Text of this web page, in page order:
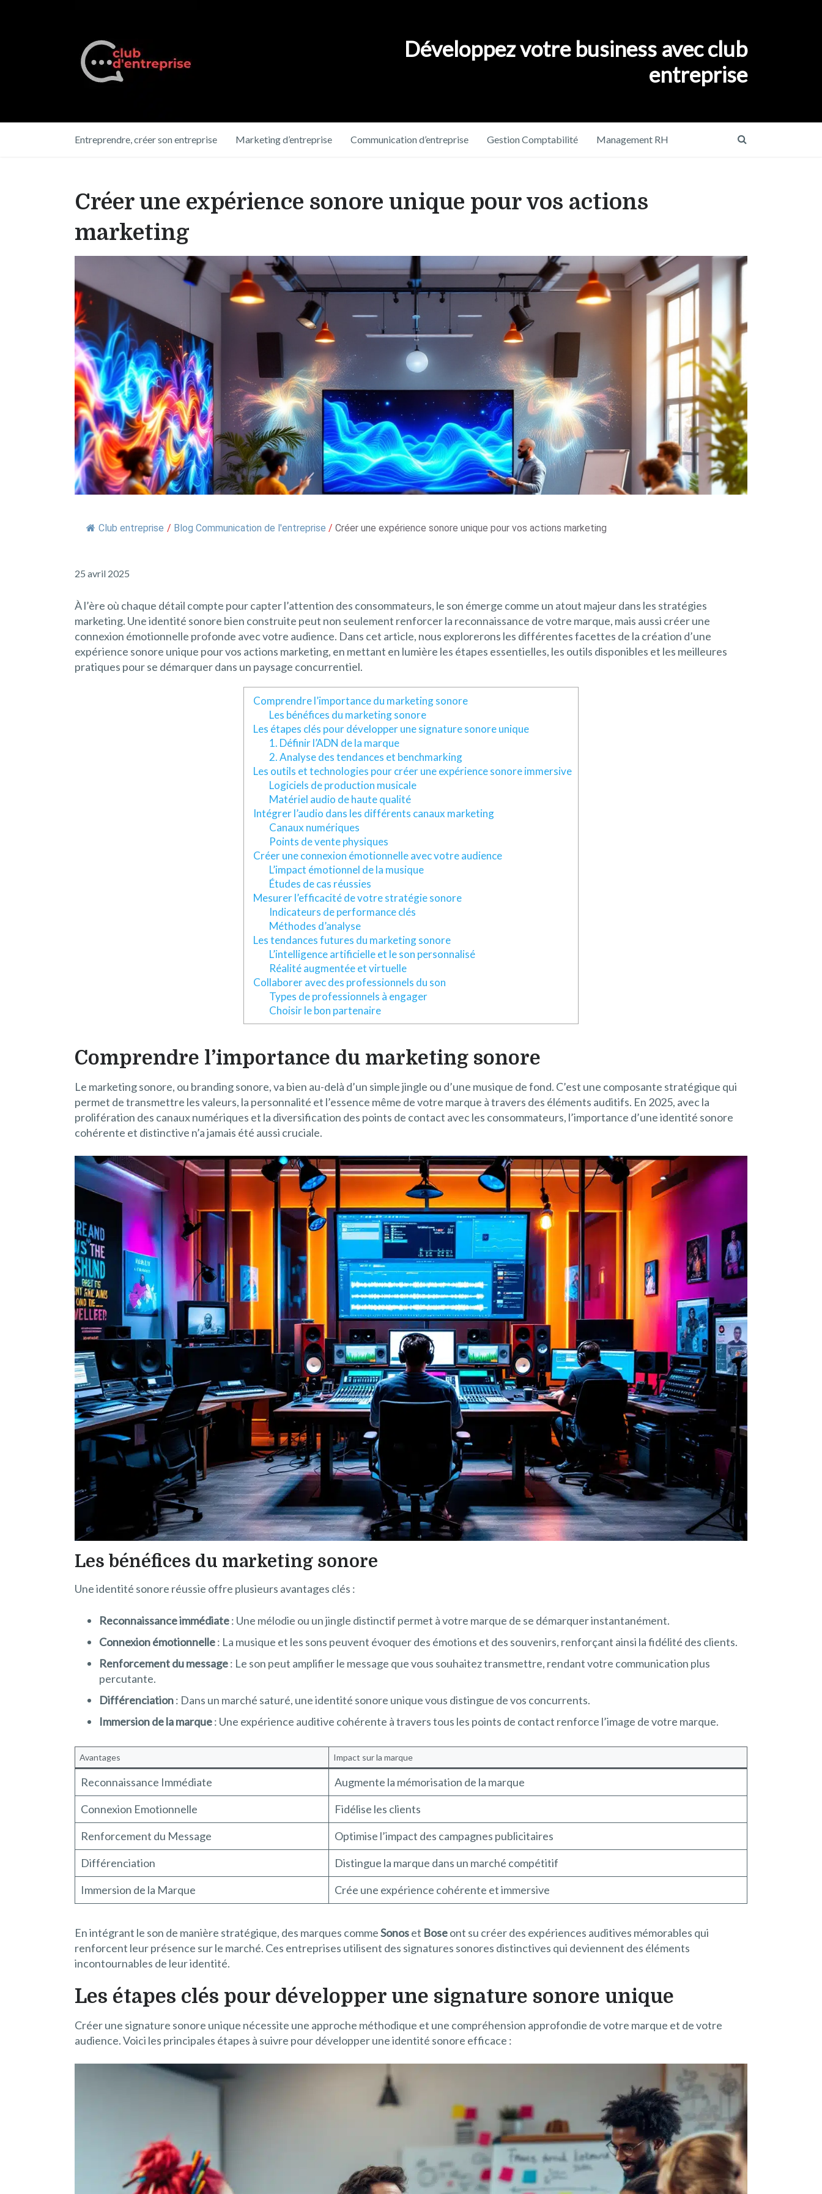
Développez votre business avec club
entreprise
Entreprendre, créer son entreprise Marketing d’entreprise Communication d’entreprise Gestion Comptabilité Management RH
Créer une expérience sonore unique pour vos actions
marketing
Club entreprise / Blog Communication de l'entreprise / Créer une expérience sonore unique pour vos actions marketing
25 avril 2025
À l’ère où chaque détail compte pour capter l’attention des consommateurs, le son émerge comme un atout majeur dans les stratégies
marketing. Une identité sonore bien construite peut non seulement renforcer la reconnaissance de votre marque, mais aussi créer une
connexion émotionnelle profonde avec votre audience. Dans cet article, nous explorerons les différentes facettes de la création d’une
expérience sonore unique pour vos actions marketing, en mettant en lumière les étapes essentielles, les outils disponibles et les meilleures
pratiques pour se démarquer dans un paysage concurrentiel.
Comprendre l’importance du marketing sonore
Les bénéfices du marketing sonore
Les étapes clés pour développer une signature sonore unique
1. Définir l’ADN de la marque
2. Analyse des tendances et benchmarking
Les outils et technologies pour créer une expérience sonore immersive
Logiciels de production musicale
Matériel audio de haute qualité
Intégrer l’audio dans les différents canaux marketing
Canaux numériques
Points de vente physiques
Créer une connexion émotionnelle avec votre audience
L’impact émotionnel de la musique
Études de cas réussies
Mesurer l’efficacité de votre stratégie sonore
Indicateurs de performance clés
Méthodes d’analyse
Les tendances futures du marketing sonore
L’intelligence artificielle et le son personnalisé
Réalité augmentée et virtuelle
Collaborer avec des professionnels du son
Types de professionnels à engager
Choisir le bon partenaire
Comprendre l’importance du marketing sonore
Le marketing sonore, ou branding sonore, va bien au-delà d’un simple jingle ou d’une musique de fond. C’est une composante stratégique qui
permet de transmettre les valeurs, la personnalité et l’essence même de votre marque à travers des éléments auditifs. En 2025, avec la
prolifération des canaux numériques et la diversification des points de contact avec les consommateurs, l’importance d’une identité sonore
cohérente et distinctive n’a jamais été aussi cruciale.
Les bénéfices du marketing sonore
Une identité sonore réussie offre plusieurs avantages clés :
Reconnaissance immédiate: Une mélodie ou un jingle distinctif permet à votre marque de se démarquer instantanément.
Connexion émotionnelle: La musique et les sons peuvent évoquer des émotions et des souvenirs, renforçant ainsi la fidélité des clients.
Renforcement du message: Le son peut amplifier le message que vous souhaitez transmettre, rendant votre communication plus
percutante.
Différenciation: Dans un marché saturé, une identité sonore unique vous distingue de vos concurrents.
Immersion de la marque: Une expérience auditive cohérente à travers tous les points de contact renforce l’image de votre marque.
Avantages Impact sur la marque
Reconnaissance Immédiate
Augmente la mémorisation de la marque
Connexion Emotionnelle
Fidélise les clients
Renforcement du Message
Optimise l’impact des campagnes publicitaires
Différenciation
Distingue la marque dans un marché compétitif
Immersion de la Marque
Crée une expérience cohérente et immersive
En intégrant le son de manière stratégique, des marques commeSonoset Boseont su créer des expériences auditives mémorables qui
renforcent leur présence sur le marché. Ces entreprises utilisent des signatures sonores distinctives qui deviennent des éléments
incontournables de leur identité.
Les étapes clés pour développer une signature sonore unique
Créer une signature sonore unique nécessite une approche méthodique et une compréhension approfondie de votre marque et de votre
audience. Voici les principales étapes à suivre pour développer une identité sonore efficace :